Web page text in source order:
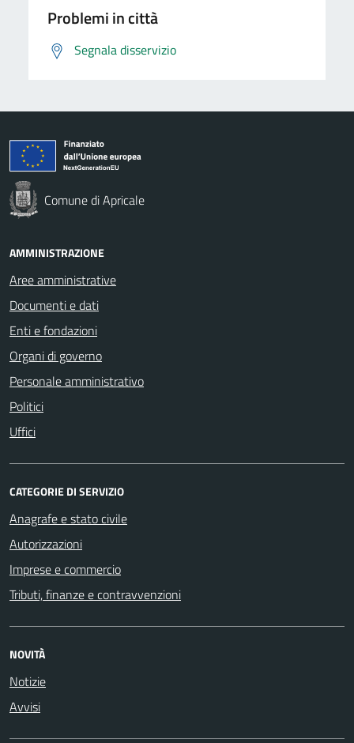
Problemi in città
Segnala disservizio
Comune di Apricale
AMMINISTRAZIONE
Aree amministrative
Documenti e dati
Enti e fondazioni
Organi di governo
Personale amministrativo
Politici
Uffici
CATEGORIE DI SERVIZIO
Anagrafe e stato civile
Autorizzazioni
Imprese e commercio
Tributi, finanze e contravvenzioni
NOVITÀ
Notizie
Avvisi